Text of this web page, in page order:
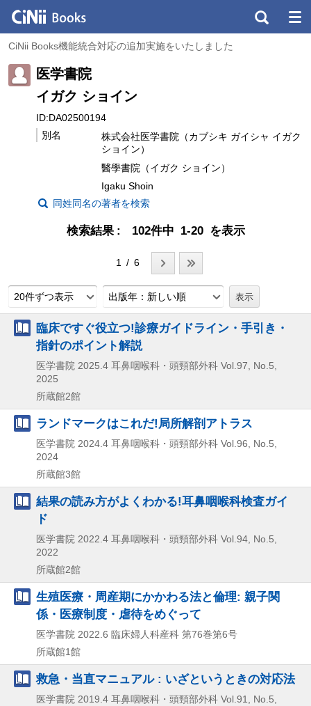
CiNii Books機能統合対応の追加実施をいたしました
医学書院
イガク ショイン
ID:DA02500194
別名
株式会社医学書院（カブシキ ガイシャ イガク
ショイン）
醫學書院（イガク ショイン）
Igaku Shoin
同姓同名の著者を検索
検索結果 102件中 1-20 を表示
1 / 6
20件ずつ表示 出版年：新しい順
臨床ですぐ役立つ!診療ガイドライン・手引き・
指針のポイント解説
医学書院 2025.4 耳鼻咽喉科・頭頸部外科 Vol.97, No.5,
2025
所蔵館2館
ランドマークはこれだ!局所解剖アトラス
医学書院 2024.4 耳鼻咽喉科・頭頸部外科 Vol.96, No.5,
2024
所蔵館3館
結果の読み方がよくわかる!耳鼻咽喉科検査ガイ
ド
医学書院 2022.4 耳鼻咽喉科・頭頸部外科 Vol.94, No.5,
2022
所蔵館2館
生殖医療・周産期にかかわる法と倫理: 親子関
係・医療制度・虐待をめぐって
医学書院 2022.6 臨床婦人科産科 第76巻第6号
所蔵館1館
救急・当直マニュアル : いざというときの対応法
医学書院 2019.4 耳鼻咽喉科・頭頸部外科 Vol.91, No.5,